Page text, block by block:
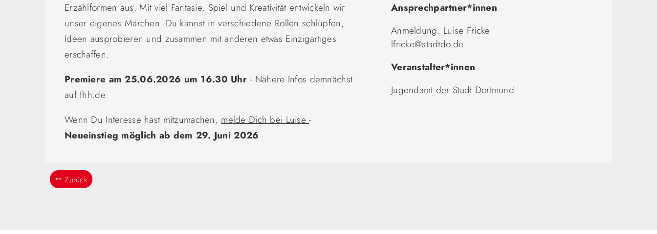
Erzählformen aus. Mit viel Fantasie, Spiel und Kreativität entwickeln wir
unser eigenes Märchen. Du kannst in verschiedene Rollen schlüpfen,
Ideen ausprobieren und zusammen mit anderen etwas Einzigartiges
erschaffen.
Premiere am 25.06.2026 um 16.30 Uhr- Nähere Infos demnächst
auf fhh.de
Wenn Du Interesse hast mitzumachen, melde Dich bei Luise-
Neueinstieg möglich ab dem 29. Juni 2026
Ansprechpartner*innen
Anmeldung: Luise Fricke
lfricke@stadtdo.de
Veranstalter*innen
Jugendamt der Stadt Dortmund
Zurück